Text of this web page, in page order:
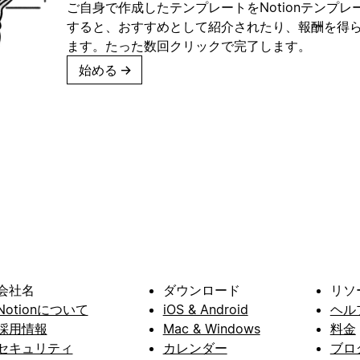
ご自身で作成したテンプレートをNotionテンプレ
すると、おすすめとして紹介されたり、報酬を得
ます。たった数回クリックで完了します。
始める →
社名
について
用情報
キュリティ
ダウンロード
iOS & Android
Mac & Windows
カレンダー
リ
ヘル
料金
ブロ